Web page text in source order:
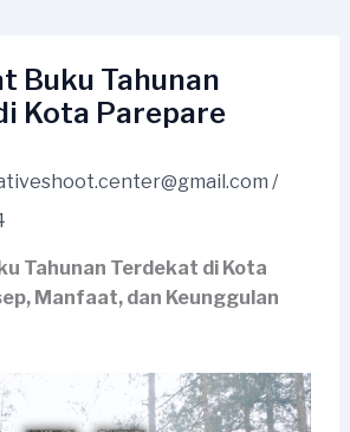
Buku Tahunan
Kota Parepare
/
Tahunan Terdekat di Kota
Manfaat, dan Keunggulan